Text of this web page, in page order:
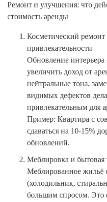
Ремонт и улучшения: что
стоимость аренды
Косметический
привлекательности
Обновление
увеличить доход от
нейтральные тона,
видимых дефектов
привлекательным для
Пример: Квартира с
сдаваться на 10-15%
обновлений.
Меблировка и бытовая
Меблированное жильё
(холодильник,
большим спросом. Это